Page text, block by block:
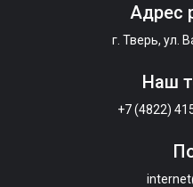
Адрес
г. Тверь, ул.
Наш
+7 (4822)